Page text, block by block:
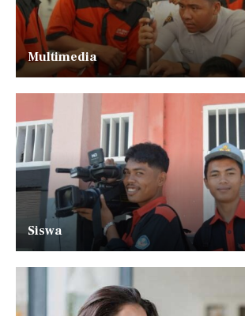
Multimedia
Siswa